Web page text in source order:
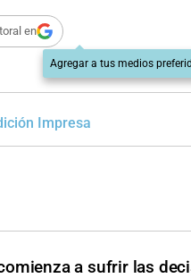
en
Agregar a tus medios
Impresa
a sufrir las